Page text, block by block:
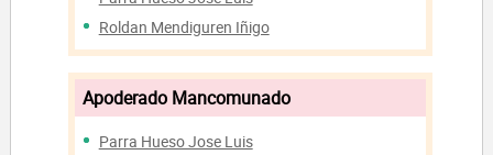
Roldan Mendiguren Iñigo
Apoderado Mancomunado
Parra Hueso Jose Luis